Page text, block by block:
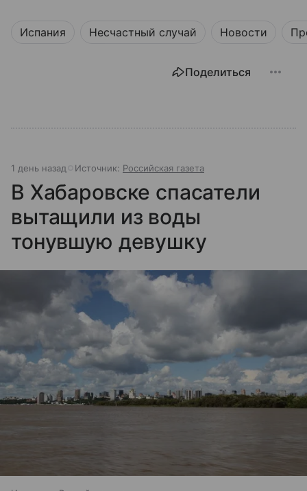
Испания Несчастный случай Новости
Поделиться
1 день назад Источник: Российская газета
В Хабаровске спасатели
вытащили из воды
тонувшую девушку